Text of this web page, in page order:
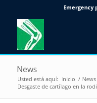
Emergency
News
Usted está aquí: Inicio / News
Desgaste de cartílago en la